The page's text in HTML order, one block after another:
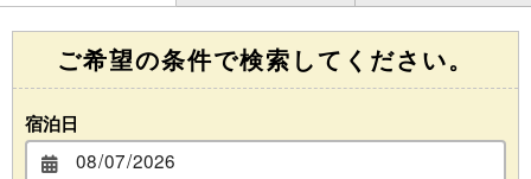
ご希望の条件で検索してください。
宿泊日